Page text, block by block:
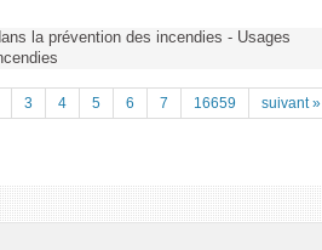
la prévention des incendies - Usages
3 4 5 6 7 16659 suivant »